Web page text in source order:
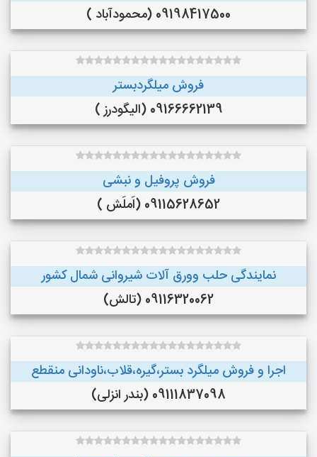
09198417500 (محمودآباد )
فروش میلگردبستر
09166662139 (الیگودرز )
فروش پروفیل و نبشی
09115628652 (اَملَش )
نمایندگی حلب وورق آلات شیروانی شمال کشور
09116320062 (تالش)
اجرا و فروش میلگرد بستر،گیره،قلاب،ناودانی منقطع
09111837098 (بندر انزلی)